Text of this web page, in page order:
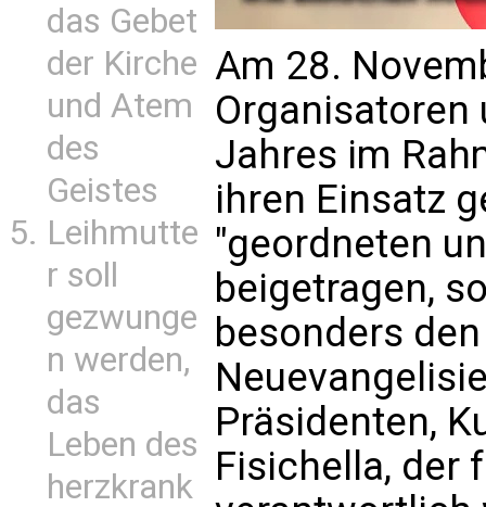
das Gebet
der Kirche
und Atem
des
Geistes
Leihmutte
r soll
gezwunge
n werden,
das
Leben des
herzkrank
Am 28.
Organisatoren
Jahres im
ihren Einsatz
"geordneten
beigetragen,
besonders
Präsidenten,
Fisichella, der